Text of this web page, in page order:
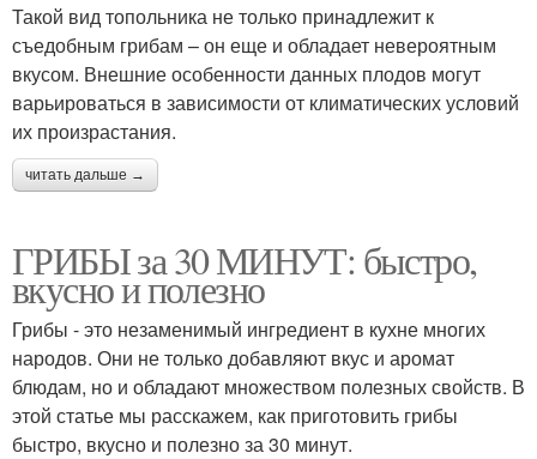
Такой вид топольника не только принадлежит к
съедобным грибам – он еще и обладает невероятным
вкусом. Внешние особенности данных плодов могут
варьироваться в зависимости от климатических условий
их произрастания.
читать дальше →
ГРИБЫ за 30 МИНУТ: быстро,
вкусно и полезно
Грибы - это незаменимый ингредиент в кухне многих
народов. Они не только добавляют вкус и аромат
блюдам, но и обладают множеством полезных свойств. В
этой статье мы расскажем, как приготовить грибы
быстро, вкусно и полезно за 30 минут.